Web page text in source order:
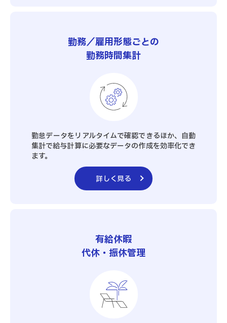
勤務／雇用形態ごとの
勤務時間集計
勤怠データをリアルタイムで確認できるほか、自動
集計で給与計算に必要なデータの作成を効率化でき
ます。
詳しく見る
有給休暇
代休・振休管理